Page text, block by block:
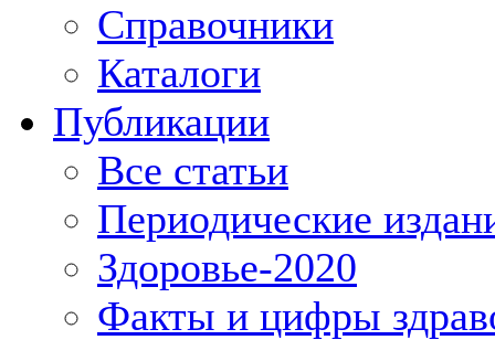
Справочники
Каталоги
Публикации
Все статьи
Периодические
Здоровье-2020
Факты и цифры